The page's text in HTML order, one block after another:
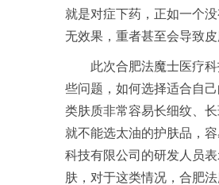
就是对症下药，正如一个
无效果，重者甚至会导致皮
此次合肥法魔士医疗
些问题，如何选择适合自
类肤质非常容易长细纹、
就不能选太油的护肤品，
科技有限公司的研发人员
肤，对于这类情况，合肥